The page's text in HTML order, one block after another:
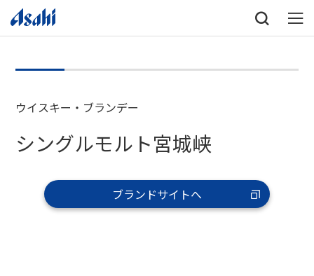
ウイスキー・ブランデー
シングルモルト宮城峡
ブランドサイトへ